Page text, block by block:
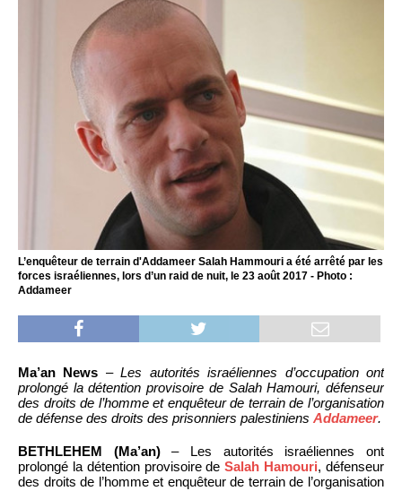
L’enquêteur de terrain d'Addameer Salah Hammouri a été arrêté par les
forces israéliennes, lors d’un raid de nuit, le 23 août 2017 - Photo :
Addameer
Ma’an News –Les autorités israéliennes d’occupation ont
prolongé la détention provisoire de Salah Hamouri, défenseur
des droits de l’homme et enquêteur de terrain de l’organisation
de défense des droits des prisonniers palestiniens Addameer.
BETHLEHEM (Ma’an)– Les autorités israéliennes ont
prolongé la détention provisoire deSalah Hamouri, défenseur
des droits de l’homme et enquêteur de terrain de l’organisation